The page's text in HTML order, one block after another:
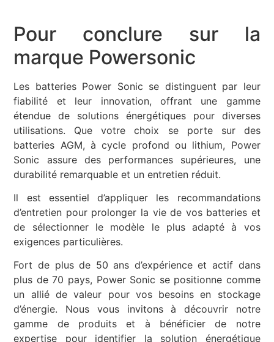
Pour conclure sur la
marque Powersonic
Les batteries Power Sonic se distinguent par leur
fiabilité et leur innovation, offrant une gamme
étendue de solutions énergétiques pour diverses
utilisations. Que votre choix se porte sur des
batteries AGM, à cycle profond ou lithium, Power
Sonic assure des performances supérieures, une
durabilité remarquable et un entretien réduit.
Il est essentiel d’appliquer les recommandations
d’entretien pour prolonger la vie de vos batteries et
de sélectionner le modèle le plus adapté à vos
exigences particulières.
Fort de plus de 50 ans d’expérience et actif dans
plus de 70 pays, Power Sonic se positionne comme
un allié de valeur pour vos besoins en stockage
d’énergie. Nous vous invitons à découvrir notre
gamme de produits et à bénéficier de notre
expertise pour identifier la solution énergétique